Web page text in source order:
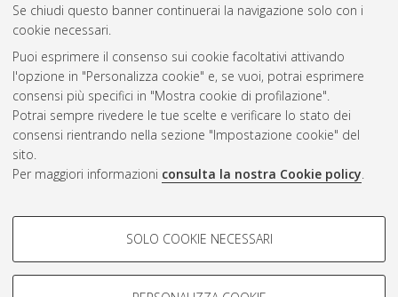
Se chiudi questo banner continuerai la navigazione solo con i
cookie necessari.
Puoi esprimere il consenso sui cookie facoltativi attivando
l'opzione in "Personalizza cookie" e, se vuoi, potrai esprimere
consensi più specifici in "Mostra cookie di profilazione".
Potrai sempre rivedere le tue scelte e verificare lo stato dei
consensi rientrando nella sezione "Impostazione cookie" del
sito.
Per maggiori informazioni consulta la nostra Cookie policy.
COOKIE DI PROFILAZIONE -
Si tratta di cookie utilizzati per analizzare le caratteristiche della
SOLO COOKIE NECESSARI
Atom
Rss 1.0
Rss 2.0
ISSN: 2038-7946
Impostazioni Cookie
Informativa sulla privacy
Condizioni d’uso del sito